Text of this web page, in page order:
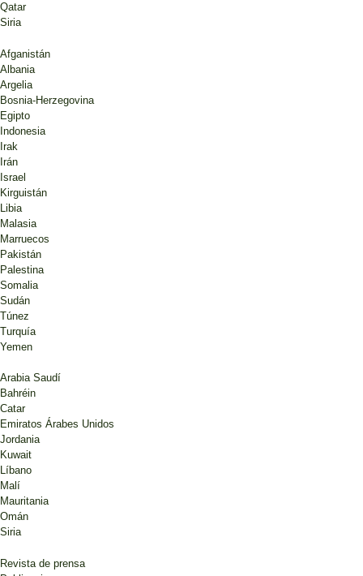
Qatar
Siria
Afganistán
Albania
Argelia
Bosnia-Herzegovina
Egipto
Indonesia
Irak
Irán
Israel
Kirguistán
Libia
Malasia
Marruecos
Pakistán
Palestina
Somalia
Sudán
Túnez
Turquía
Yemen
Arabia Saudí
Bahréin
Catar
Emiratos Árabes Unidos
Jordania
Kuwait
Líbano
Malí
Mauritania
Omán
Siria
Revista de prensa